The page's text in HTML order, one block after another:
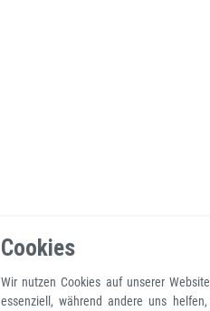
Cookies
Wir nutzen Cookies auf unserer
essenziell, während andere uns